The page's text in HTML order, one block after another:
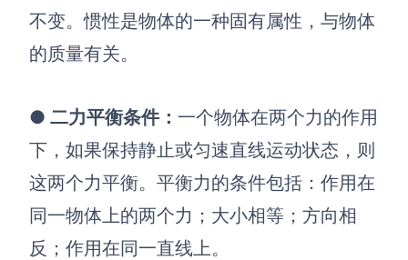
不变。惯性是物体的一种固有属性，与物体
的质量有关。
● 二力平衡条件 ： 一个物体在两个力的作用
下，如果保持静止或匀速直线运动状态，则
这两个力平衡。平衡力的条件包括：作用在
同一物体上的两个力；大小相等；方向相
反；作用在同一直线上。